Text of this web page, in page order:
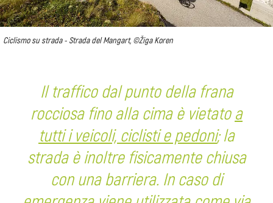
Ciclismo su strada - Strada del Mangart, ©Žiga Koren
Il traffico dal punto della frana
rocciosa fino alla cima è vietato a
tutti i veicoli, ciclisti e pedoni; la
strada è inoltre fisicamente chiusa
con una barriera. In caso di